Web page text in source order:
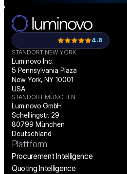
4.8
STANDORT NEW YORK
Luminovo Inc.
5 Pennsylvania Plaza
New York, NY 10001
USA
STANDORT MÜNCHEN
Luminovo GmbH
Schellingstr. 29
80799 München
Deutschland
Plattform
Procurement Intelligence
Quoting Intelligence